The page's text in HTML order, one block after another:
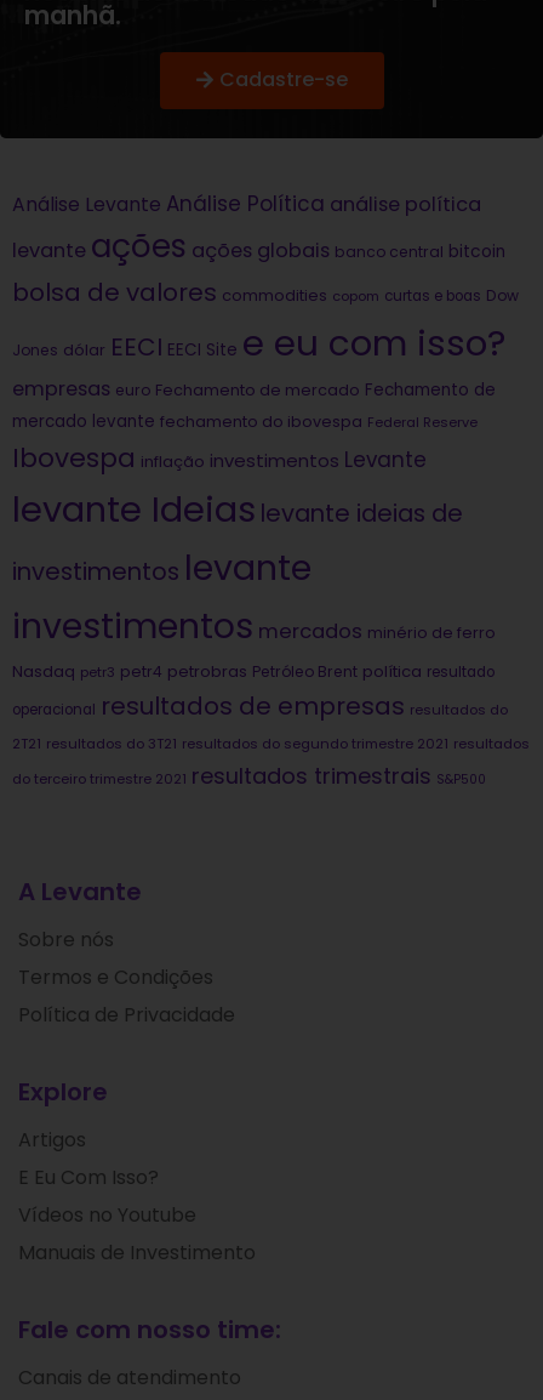
manhã.
Cadastre-se
Análise Levante Análise Política análise política
levante ações ações globais banco central bitcoin
bolsa de valores commodities copom curtas e boas Dow
Jones dólar EECI EECI Site e eu com isso?
empresas euro Fechamento de mercado Fechamento de
mercado levante fechamento do ibovespa Federal Reserve
Ibovespa inflação investimentos Levante
levante Ideias levante ideias de
investimentos levante
investimentos mercados minério de ferro
Nasdaq petr3 petr4 petrobras Petróleo Brent política resultado
operacional resultados de empresas resultados do
2T21 resultados do 3T21 resultados do segundo trimestre 2021 resultados
do terceiro trimestre 2021 resultados trimestrais S&P500
A Levante
Sobre nós
Termos e Condições
Política de Privacidade
Explore
Artigos
E Eu Com Isso?
Vídeos no Youtube
Manuais de Investimento
Fale com nosso time:
Canais de atendimento